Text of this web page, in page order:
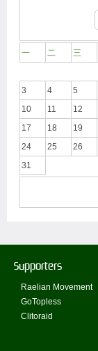
一 二 三
3
4 5
10
11 12
17
18 19
24
25 26
31
Supporters
Raelian Movement
GoTopless
Clitoraid